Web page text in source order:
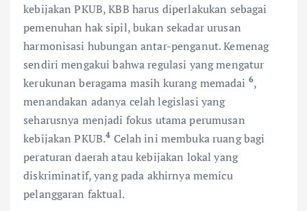
kebijakan PKUB, KBB harus diperlakukan sebagai
pemenuhan hak sipil, bukan sekadar urusan
harmonisasi hubungan antar-penganut. Kemenag
sendiri mengakui bahwa regulasi yang mengatur
kerukunan beragama masih kurang memadai 6,
menandakan adanya celah legislasi yang
seharusnya menjadi fokus utama perumusan
kebijakan PKUB.4 Celah ini membuka ruang bagi
peraturan daerah atau kebijakan lokal yang
diskriminatif, yang pada akhirnya memicu
pelanggaran faktual.